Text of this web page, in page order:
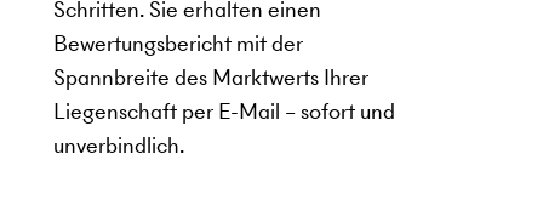
Schritten. Sie erhalten einen
Bewertungsbericht mit der
Spannbreite des Marktwerts Ihrer
Liegenschaft per E-Mail – sofort und
unverbindlich.